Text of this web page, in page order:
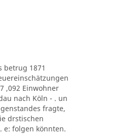
betrug 1871
,092 Einwohner
nach Köln - . un
fragte,
drstischen
e: folgen könnten.